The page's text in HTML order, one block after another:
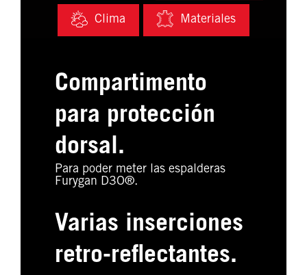
Clima Materiales
Compartimento
para protección
dorsal.
Para poder meter las espalderas
Furygan D3O®.
Varias inserciones
retro-reflectantes.